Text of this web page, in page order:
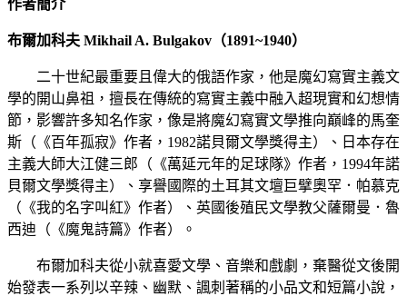
作者簡介
布爾加科夫 Mikhail A. Bulgakov（1891~1940）
二十世紀最重要且偉大的俄語作家，他是魔幻寫實主義文
學的開山鼻祖，擅長在傳統的寫實主義中融入超現實和幻想情
節，影響許多知名作家，像是將魔幻寫實文學推向巔峰的馬奎
斯（《百年孤寂》作者，1982諾貝爾文學獎得主）、日本存在
主義大師大江健三郎（《萬延元年的足球隊》作者，1994年諾
貝爾文學獎得主）、享譽國際的土耳其文壇巨擘奧罕．帕慕克
（《我的名字叫紅》作者）、英國後殖民文學教父薩爾曼．魯
西迪（《魔鬼詩篇》作者）。
布爾加科夫從小就喜愛文學、音樂和戲劇，棄醫從文後開
始發表一系列以辛辣、幽默、諷刺著稱的小品文和短篇小說，